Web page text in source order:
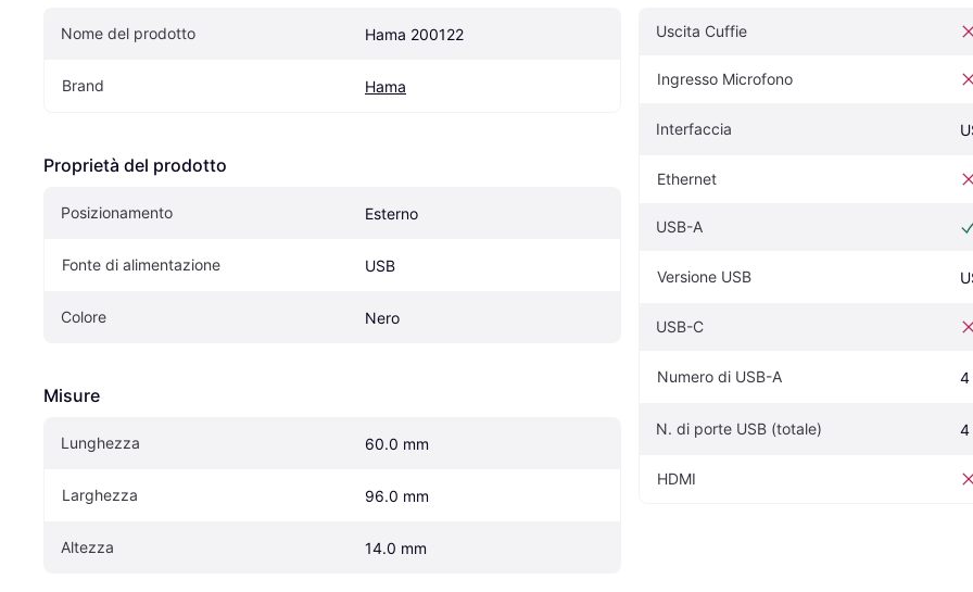
Nome del prodotto Hama 200122
Brand Hama
Proprietà del prodotto
Posizionamento Esterno
Fonte di alimentazione USB
Colore Nero
Misure
Lunghezza 60.0 mm
Larghezza 96.0 mm
Altezza 14.0 mm
Uscita Cuffie
Ingresso Microfono
Interfaccia
Ethernet
USB-A
Versione USB
USB-C
Numero di USB-A 4
N. di porte USB (totale) 4
HDMI